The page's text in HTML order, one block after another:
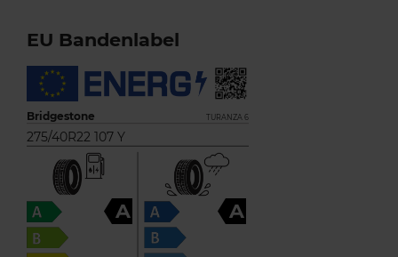
EU Bandenlabel
Bridgestone TURANZA 6
275/40R22 107 Y
A A